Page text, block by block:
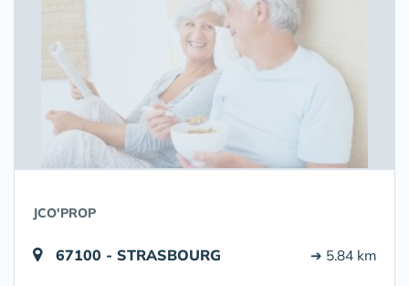
JCO'PROP
67100 - STRASBOURG ➔ 5.84 km